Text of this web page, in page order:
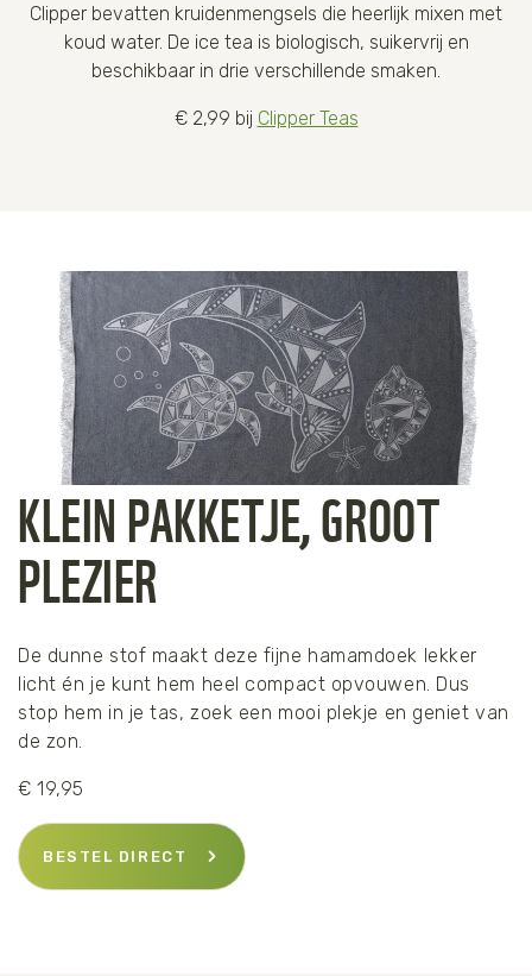
Clipper bevatten kruidenmengsels die heerlijk mixen met
koud water. De ice tea is biologisch, suikervrij en
beschikbaar in drie verschillende smaken.
€ 2,99 bij Clipper Teas
KLEIN PAKKETJE, GROOT
PLEZIER
De dunne stof maakt deze fijne hamamdoek lekker
licht én je kunt hem heel compact opvouwen. Dus
stop hem in je tas, zoek een mooi plekje en geniet van
de zon.
€ 19,95
BESTEL DIRECT